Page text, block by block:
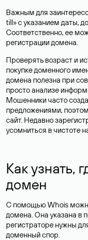
Важным для
till» с указанием даты,
Соответственно, ее
регистрации домена.
Проверять возраст и
покупке доменного
домена полезна при
просто анализе
Мошенники часто
предложениями,
сайт. Недавно
усомниться в чистоте
Как узнать,
домен
С помощью Whois
домена. Она указана в
регистраторе нужны
доменный спор.